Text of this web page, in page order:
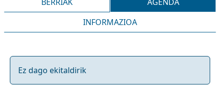
INFORMAZIOA
Ez dago ekitaldirik